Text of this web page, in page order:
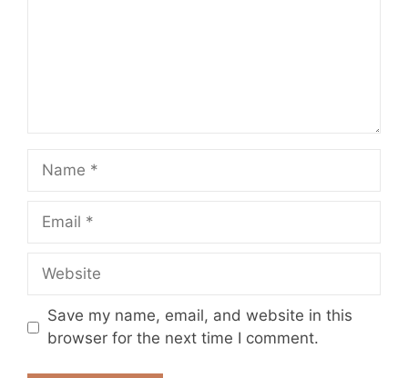
Name
Email
Website
Save my name, email, and website in this
browser for the next time I comment.